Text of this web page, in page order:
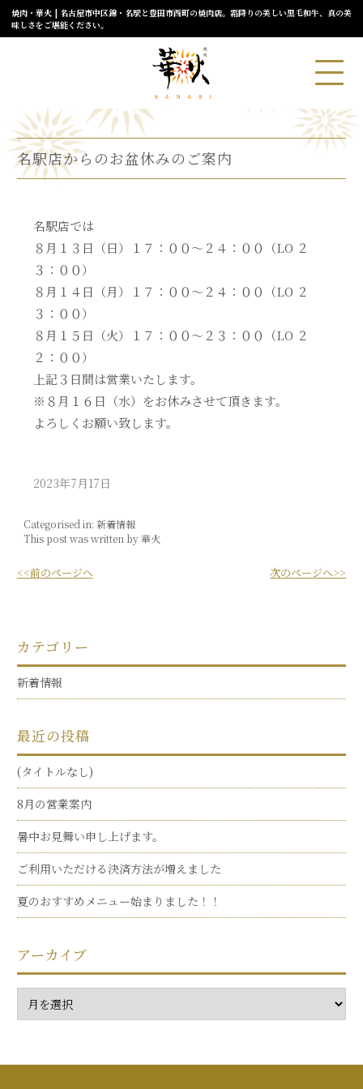
焼肉・華火 | 名古屋市中区錦・名駅と豊田市西町の焼肉店。霜降りの美しい黒毛和牛、真の美
味しさをご堪能ください。
名駅店からのお盆休みのご案内
名駅店では
８月１３日（日）１７：００〜２４：００（LO ２
３：００）
８月１４日（月）１７：００〜２４：００（LO ２
３：００）
８月１５日（火）１７：００〜２３：００（LO ２
２：００）
上記３日間は営業いたします。
※８月１６日（水）をお休みさせて頂きます。
よろしくお願い致します。
2023年7月17日
Categorised in: 新着情報
This post was written by 華火
<<前のページへ 次のページへ>>
カテゴリー
新着情報
最近の投稿
(タイトルなし)
8月の営業案内
暑中お見舞い申し上げます。
ご利用いただける決済方法が増えました
夏のおすすめメニュー始まりました！！
アーカイブ